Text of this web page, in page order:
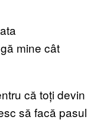
mine cât
că toți devin
să facă pasul